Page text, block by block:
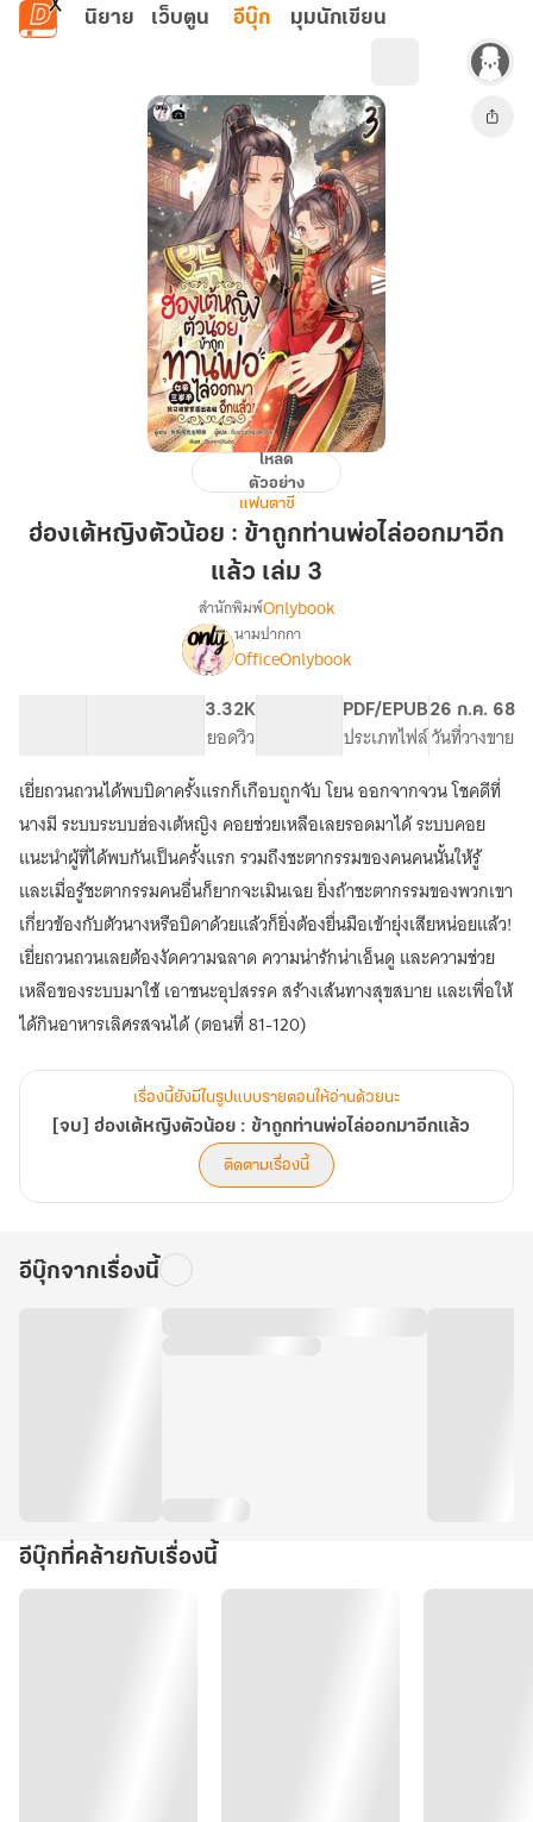
ข้ามไปยังเนื้อหาหลัก
นิยาย เว็บตูน อีบุ๊ก มุมนักเขียน
ฮ่องเต้
ตัว
ท่าน
มา
แล้ว
เล่ม
3
โหลด
ตัวอย่าง
แฟนตาซี
ฮ่องเต้หญิงตัวน้อย : ข้าถูกท่านพ่อไล่ออกมาอีก
แล้ว เล่ม 3
เรื่อง[จบ]
ฮ่องเต้
ข้า
ถูก
ท่าน
พ่อ
ไล่
ออก
มา
อีก
แล้ว
สำนักพิมพ์Onlybook
นามปากกา
OfficeOnlybook
3.32K
ยอดวิว
PDF/EPUB
ประเภทไฟล์
26 ก.ค. 68
วันที่วางขาย
เยี่ยถวนถวนได้พบบิดาครั้งแรกก็เกือบถูกจับ โยน ออกจากจวน โชคดีที่
นางมี ระบบระบบฮ่องเต้หญิง คอยช่วยเหลือเลยรอดมาได้ ระบบคอย
แนะนำผู้ที่ได้พบกันเป็นครั้งแรก รวมถึงชะตากรรมของคนคนนั้นให้รู้
และเมื่อรู้ชะตากรรมคนอื่นก็ยากจะเมินเฉย ยิ่งถ้าชะตากรรมของพวกเขา
เกี่ยวข้องกับตัวนางหรือบิดาด้วยแล้วก็ยิ่งต้องยื่นมือเข้ายุ่งเสียหน่อยแล้ว!
เยี่ยถวนถวนเลยต้องงัดความฉลาด ความน่ารักน่าเอ็นดู และความช่วย
เหลือของระบบมาใช้ เอาชนะอุปสรรค สร้างเส้นทางสุขสบาย และเพื่อให้
ได้กินอาหารเลิศรสจนได้ (ตอนที่ 81-120)
เรื่องนี้ยังมีในรูปแบบรายตอนให้อ่านด้วยนะ
[จบ] ฮ่องเต้หญิงตัวน้อย : ข้าถูกท่านพ่อไล่ออกมาอีกแล้ว
ติดตามเรื่องนี้
อีบุ๊กจากเรื่องนี้
อีบุ๊กที่คล้ายกับเรื่องนี้